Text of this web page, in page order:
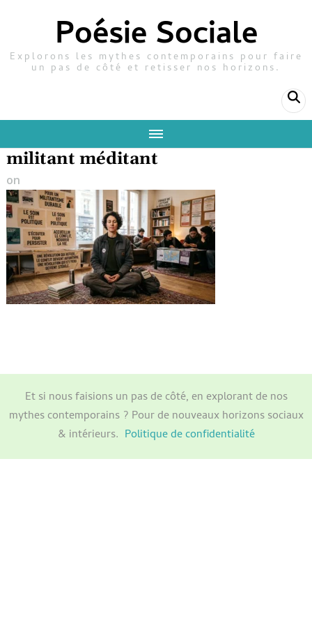
Poésie Sociale
Explorons les mythes contemporains pour faire
un pas de côté et retisser nos horizons.
militant méditant
on
Et si nous faisions un pas de côté, en explorant de nos
mythes contemporains ? Pour de nouveaux horizons sociaux
& intérieurs. Politique de confidentialité